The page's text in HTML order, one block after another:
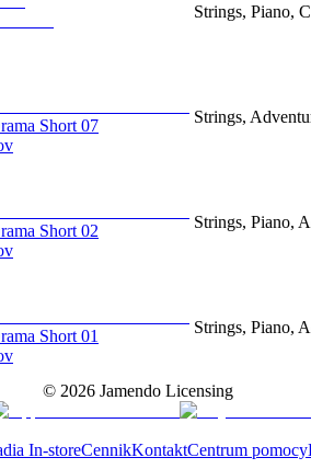
Strings, Piano,
Short 07
Strings,
Short 02
Strings, Piano,
Short 01
Strings, Piano,
© 2026 Jamendo Licensing
In-storeCennikKontaktCentrum pomocy